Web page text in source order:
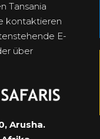
Tansania
kontaktieren
E-
über
Arusha.